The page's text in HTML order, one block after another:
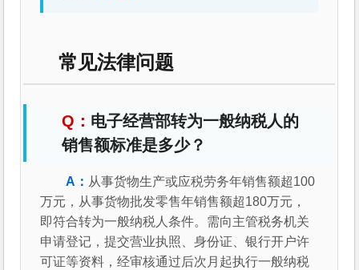
常见法律问题
电子经营部转为一般纳税人的
销售额标准是多少？
从事货物生产或应税劳务年销售额超100
万元，从事货物批发零售年销售额超180万元，
即符合转为一般纳税人条件。需向主管税务机关
申请登记，提交营业执照、身份证、银行开户许
可证等资料，经审核通过后次月起执行一般纳税